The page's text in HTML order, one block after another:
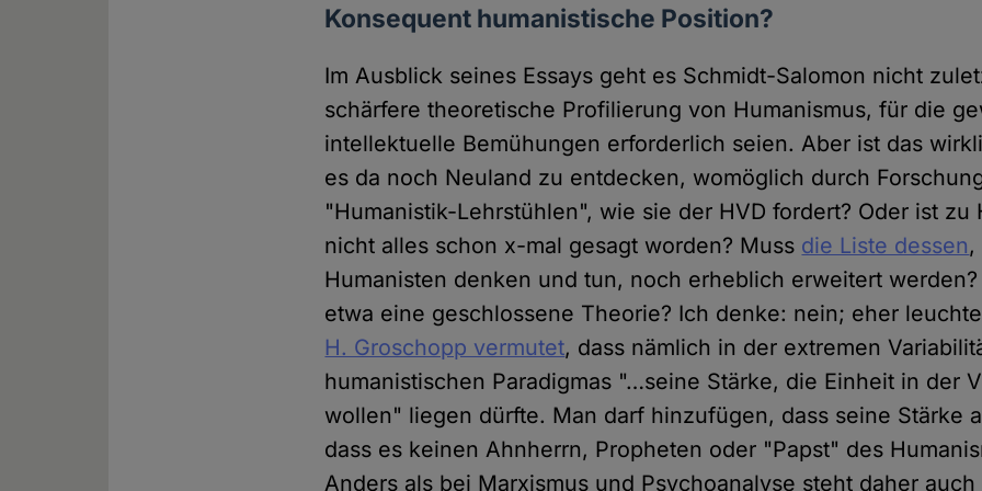
Konsequent humanistische Position?
Im Ausblick seines Essays geht es Schmidt-Salomon nicht
schärfere theoretische Profilierung von Humanismus, für die
intellektuelle Bemühungen erforderlich seien. Aber ist das
es da noch Neuland zu entdecken, womöglich durch
"Humanistik-Lehrstühlen", wie sie der HVD fordert? Oder ist zu
nicht alles schon x-mal gesagt worden? Muss die Liste dessen,
Humanisten denken und tun, noch erheblich erweitert
etwa eine geschlossene Theorie? Ich denke: nein; eher
H. Groschopp vermutet, dass nämlich in der extremen
humanistischen Paradigmas "…seine Stärke, die Einheit in der
wollen" liegen dürfte. Man darf hinzufügen, dass seine Stärke
dass es keinen Ahnherrn, Propheten oder "Papst" des
Anders als bei Marxismus und Psychoanalyse steht daher